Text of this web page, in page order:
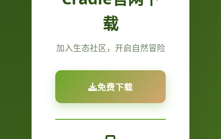
载
加入生态社区，开启自然冒险
免费下载